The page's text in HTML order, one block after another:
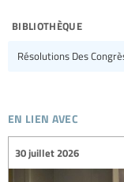
bibliothèque
Résolutions Des
en lien avec
30 juillet 2026